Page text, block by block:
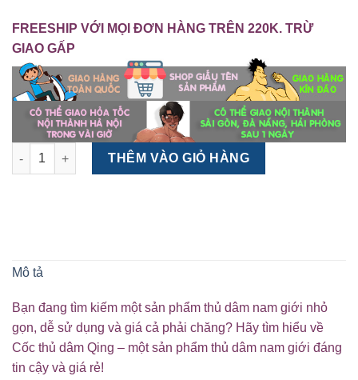
FREESHIP VỚI MỌI ĐƠN HÀNG TRÊN 220K. TRỪ
GIAO GẤP
Cốc thủ dâm Qing tự sướng số lượng
THÊM VÀO GIỎ HÀNG
Mô tả
Bạn đang tìm kiếm một sản phẩm thủ dâm nam giới nhỏ
gọn, dễ sử dụng và giá cả phải chăng? Hãy tìm hiểu về
Cốc thủ dâm Qing – một sản phẩm thủ dâm nam giới đáng
tin cậy và giá rẻ!